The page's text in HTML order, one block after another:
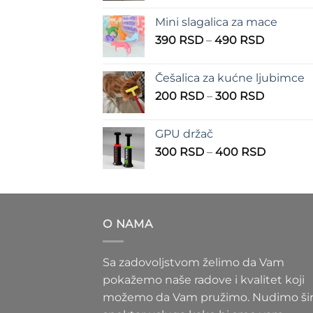
1.250
Mini slagalica za mace
390 RSD – 490 RSDRaspon
390 RSD
do
Češalica za kućne ljubimce
200 RSD – 300 RSDRaspon
do
GPU držač
300 RSD – 400 RSDRaspon
300 RSD
O NAMA
Sa zadovoljstvom želimo da Vam
pokažemo naše radove i kvalitet koji
možemo da Vam pružimo. Nudimo